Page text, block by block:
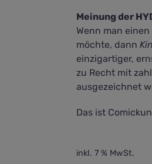
Meinung der
Wenn man
möchte, dann
einzigartiger,
zu Recht mit
ausgezeichnet
Das ist
inkl. 7 % MwSt.